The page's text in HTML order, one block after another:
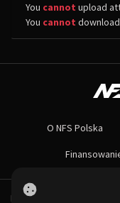
You cannot upload
You cannot
Największa
Nie czekaj dłużej -
O NFS Polska
Powered by PHP-Fusion.